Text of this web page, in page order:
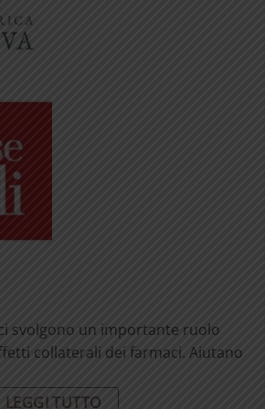
svolgono un importante ruolo
collaterali dei farmaci. Aiutano
LEGGI TUTTO